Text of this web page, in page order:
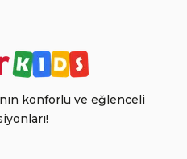
konforlu ve eğlenceli